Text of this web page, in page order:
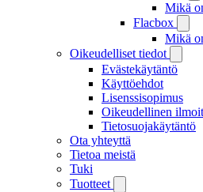
Mikä
Flacbox
Mikä
Oikeudelliset tiedot
Evästekäytäntö
Käyttöehdot
Lisenssisopimus
Oikeudellinen
Tietosuojakäytäntö
Ota yhteyttä
Tietoa meistä
Tuki
Tuotteet